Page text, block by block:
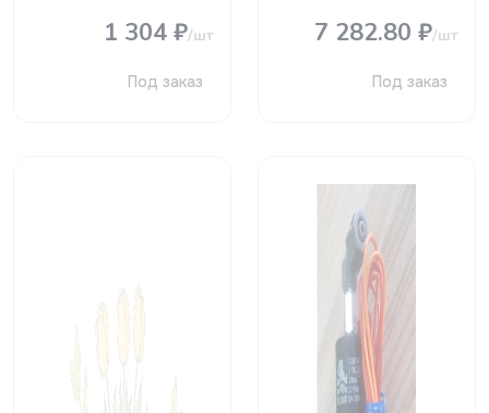
1 304 ₽/шт
Под заказ
7 282.80 ₽/шт
Под заказ